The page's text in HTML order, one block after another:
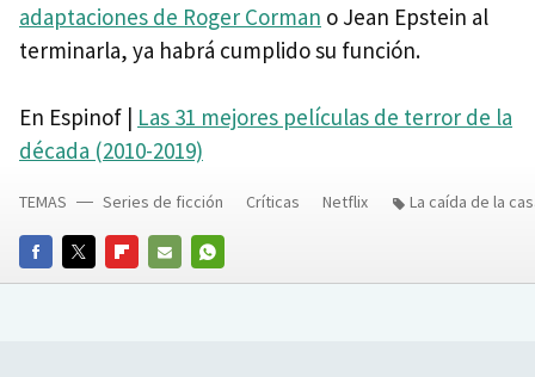
adaptaciones de Roger Corman o Jean Epstein al
terminarla, ya habrá cumplido su función.
En Espinof | Las 31 mejores películas de terror de la
década (2010-2019)
FACEBOOKTWITTERFLIPBOARD
E-
WHATSAPP
TEMAS Series de ficción Críticas Netflix La caída de la